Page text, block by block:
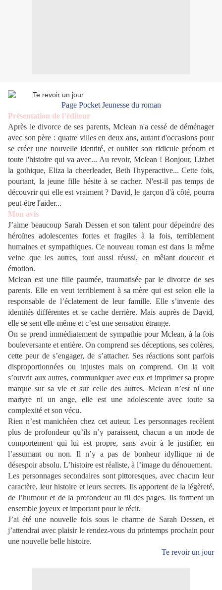
Page Pocket Jeunesse du roman
Présentation de l’éditeur
Après le divorce de ses parents, Mclean n'a cessé de déménager
avec son père : quatre villes en deux ans, autant d'occasions pour
se créer une nouvelle identité, et oublier son ridicule prénom et
toute l'histoire qui va avec... Au revoir, Mclean ! Bonjour, Lizbet
la gothique, Eliza la cheerleader, Beth l'hyperactive... Cette fois,
pourtant, la jeune fille hésite à se cacher. N'est-il pas temps de
découvrir qui elle est vraiment ? David, le garçon d'à côté, pourra
peut-être l'aider...
Mon avis
J’aime beaucoup Sarah Dessen et son talent pour dépeindre des
héroïnes adolescentes fortes et fragiles à la fois, terriblement
humaines et sympathiques. Ce nouveau roman est dans la même
veine que les autres, tout aussi réussi, en mêlant douceur et
émotion.
Mclean est une fille paumée, traumatisée par le divorce de ses
parents. Elle en veut terriblement à sa mère qui est selon elle la
responsable de l’éclatement de leur famille. Elle s’invente des
identités différentes et se cache derrière. Mais auprès de David,
elle se sent elle-même et c’est une sensation étrange.
On se prend immédiatement de sympathie pour Mclean, à la fois
bouleversante et entière. On comprend ses déceptions, ses colères,
cette peur de s’engager, de s’attacher. Ses réactions sont parfois
disproportionnées ou injustes mais on comprend. On la voit
s’ouvrir aux autres, communiquer avec eux et imprimer sa propre
marque sur sa vie et sur celle des autres. Mclean n’est ni une
martyre ni un ange, elle est une adolescente avec toute sa
complexité et son vécu.
Rien n’est manichéen chez cet auteur. Les personnages recèlent
plus de profondeur qu’ils n’y paraissent, chacun a un mode de
comportement qui lui est propre, sans avoir à le justifier, en
l’assumant ou non. Il n’y a pas de bonheur idyllique ni de
désespoir absolu. L’histoire est réaliste, à l’image du dénouement.
Les personnages secondaires sont pittoresques, avec chacun leur
caractère, leur histoire et leurs secrets. Ils apportent de la légèreté,
de l’humour et de la profondeur au fil des pages. Ils forment un
ensemble joyeux et important pour le récit.
J’ai été une nouvelle fois sous le charme de Sarah Dessen, et
j’attendrai avec plaisir le rendez-vous du printemps prochain pour
une nouvelle belle histoire.
Te revoir un jour